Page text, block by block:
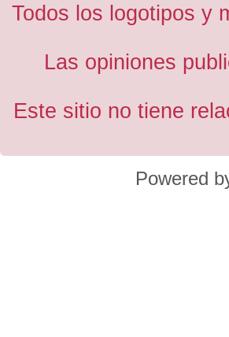
Todos los logotipos y
Las opiniones
Este sitio no tiene
Powered